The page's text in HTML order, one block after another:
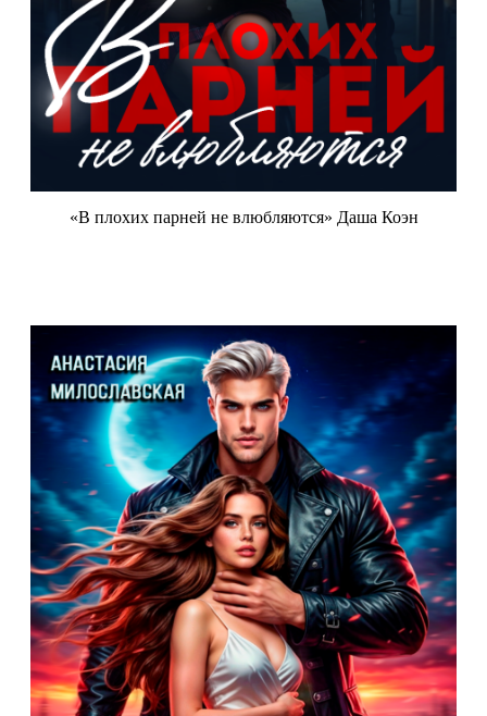
«В плохих парней не влюбляются» Даша Коэн